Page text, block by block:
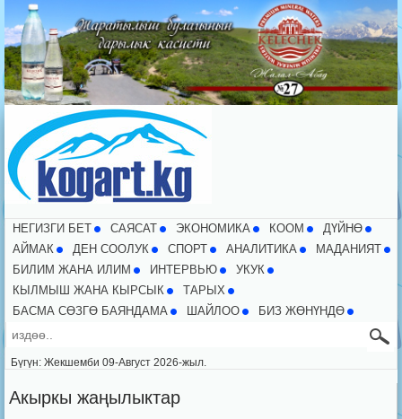
НЕГИЗГИ БЕТ CАЯСАТ ЭКОНОМИКА КООМ
ДҮЙНӨ
АЙМАК
ДЕН СООЛУК СПОРТ АНАЛИТИКА
МАДАНИЯТ
БИЛИМ ЖАНА ИЛИМ
ИНТЕРВЬЮ
УКУК
КЫЛМЫШ ЖАНА КЫРСЫК
ТАРЫХ
БАСМА СӨЗГӨ БАЯНДАМА
ШАЙЛОО БИЗ ЖӨНҮНДӨ
Бүгүн: Жекшемби 09-Август 2026-жыл.
Акыркы жаңылыктар